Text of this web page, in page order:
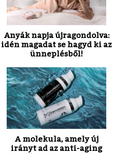
Anyák napja újragondolva:
idén magadat se hagyd ki az
ünneplésből!
A molekula, amely új
irányt ad az anti-aging